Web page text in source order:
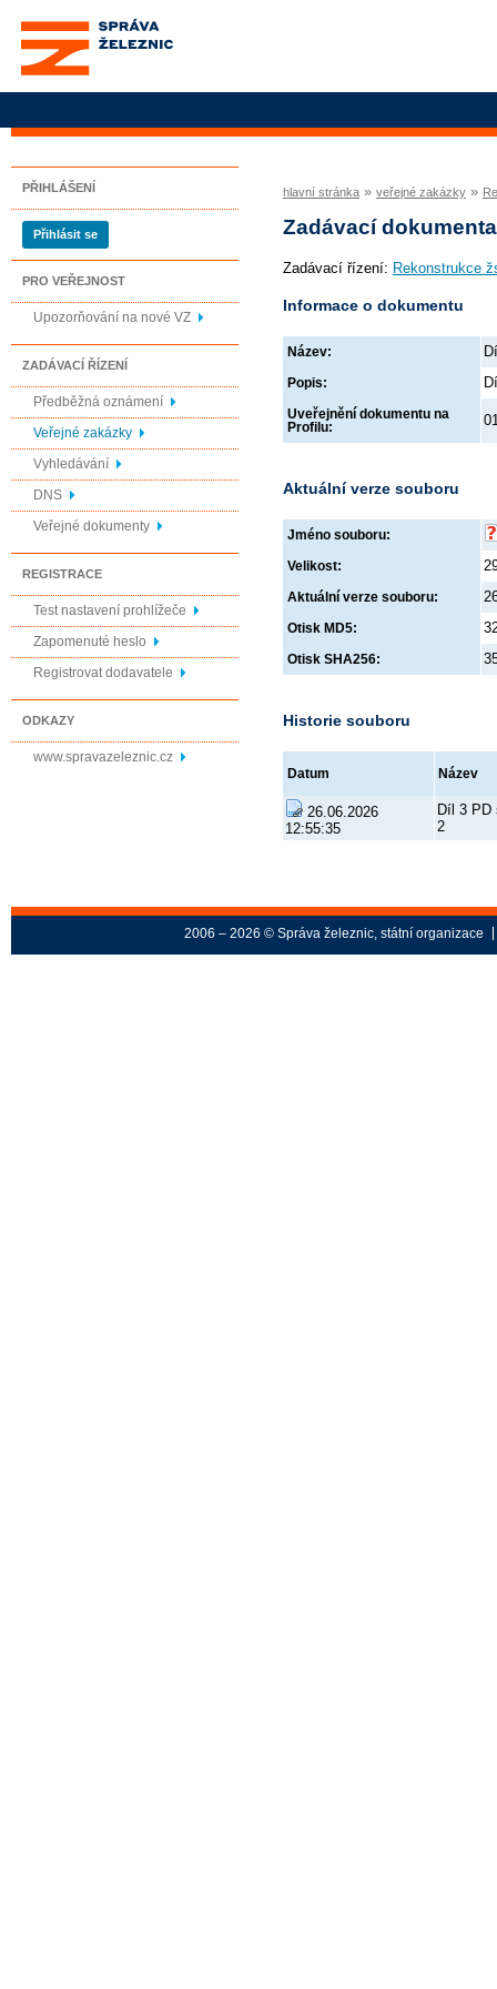
Správa železnic, státní
organizace
PŘIHLÁŠENÍ
Přihlásit se
PRO VEŘEJNOST
Upozorňování na nové VZ
ZADÁVACÍ ŘÍZENÍ
Předběžná oznámení
Veřejné zakázky
Vyhledávání
DNS
Veřejné dokumenty
REGISTRACE
Test nastavení prohlížeče
Zapomenuté heslo
Registrovat dodavatele
ODKAZY
www.spravazeleznic.cz
hlavní stránka » veřejné zakázky »
Zadávací
Zadávací řízení: Rekonstrukce
Informace o dokumentu
Název:
Popis:
Uveřejnění dokumentu na
Profilu:
Aktuální verze souboru
Jméno souboru:
Velikost:
Aktuální verze souboru:
Otisk MD5:
Otisk SHA256:
Historie souboru
Datum Název
26.06.2026
12:55:35
Díl 3 PD
2
2006 – 2026 © Správa železnic, státní organizace